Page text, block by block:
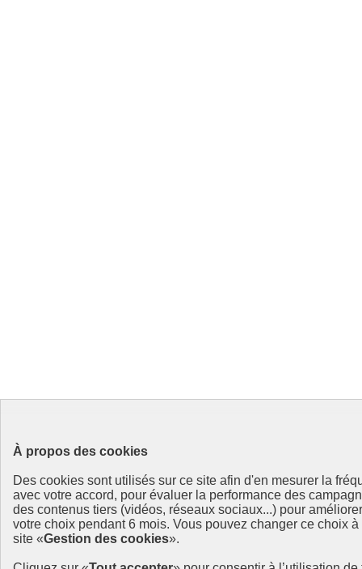
À propos des cookies
Des cookies sont utilisés sur ce site afin d'en mesurer la
avec votre accord, pour évaluer la performance des
des contenus tiers (vidéos, réseaux sociaux...) pour
votre choix pendant 6 mois. Vous pouvez changer ce choix
site «Gestion des cookies».